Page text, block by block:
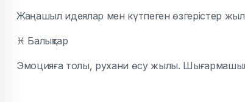
Жаңашыл идеялар мен күтпеген өзгерістер
♓ Балықтар
Эмоцияға толы, рухани өсу жылы.